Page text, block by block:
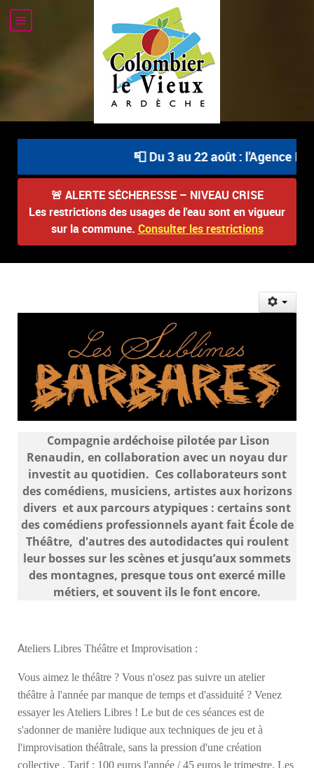
📮 Du 3 au 22 août : l'Agence
🚨 ALERTE SÉCHERESSE – NIVEAU CRISE
Les restrictions des usages de l'eau sont en vigueur
sur la commune. Consulter les restrictions
Compagnie ardéchoise pilotée par Lison
Renaudin, en collaboration avec un noyau dur
investit au quotidien. Ces collaborateurs sont
des comédiens, musiciens, artistes aux horizons
divers et aux parcours atypiques : certains sont
des comédiens professionnels ayant fait École de
Théâtre, d'autres des autodidactes qui roulent
leur bosses sur les scènes et jusqu’aux sommets
des montagnes, presque tous ont exercé mille
métiers, et souvent ils le font encore.
Ateliers Libres Théâtre et Improvisation :
Vous aimez le théâtre ? Vous n'osez pas suivre un atelier
théâtre à l'année par manque de temps et d'assiduité ? Venez
essayer les Ateliers Libres ! Le but de ces séances est de
s'adonner de manière ludique aux techniques de jeu et à
l'improvisation théâtrale, sans la pression d'une création
collective . Tarif : 100 euros l'année / 45 euros le trimestre. Les